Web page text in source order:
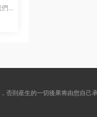
則産生的一切後果将由您自己